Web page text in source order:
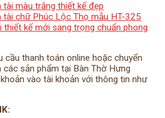
tài màu trắng thiết kế đẹp
tài chữ Phúc Lộc Thọ mẫu HT-325
thiết kế mới sang trọng chuẩn phong
cầu thanh toán online hoặc chuyển
sản phẩm tại Bàn Thờ Hưng
vào tài khoản với thông tin như